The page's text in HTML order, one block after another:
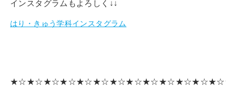
インスタグラムもよろしく↓↓
はり・きゅう学科インスタグラム